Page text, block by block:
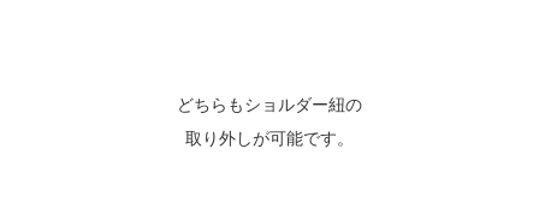
どちらもショルダー紐の
取り外しが可能です。